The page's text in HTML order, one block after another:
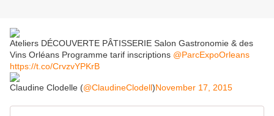
Ateliers DÉCOUVERTE PÂTISSERIE Salon Gastronomie & des
Vins Orléans Programme tarif inscriptions @ParcExpoOrleans
https://t.co/CrvzvYPKrB
Claudine Clodelle (@ClaudineClodell)November 17, 2015